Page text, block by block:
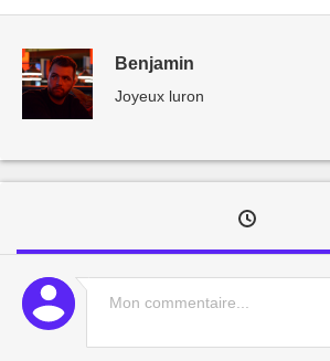
Benjamin
Joyeux luron